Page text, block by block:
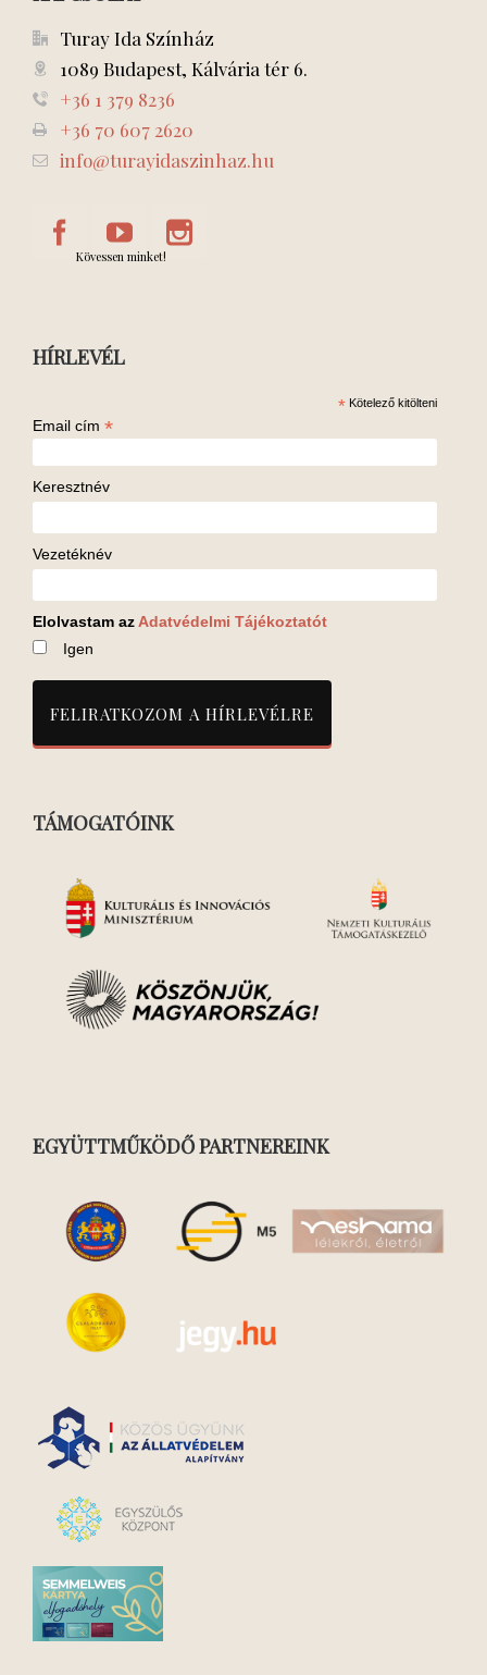
Turay Ida Színház
1089 Budapest, Kálvária tér 6.
+36 1 379 8236
+36 70 607 2620
info@turayidaszinhaz.hu
Kövessen minket!
HÍRLEVÉL
* Kötelező kitölteni
Email cím *
Keresztnév
Vezetéknév
Elolvastam az Adatvédelmi Tájékoztatót
Igen
TÁMOGATÓINK
EGYÜTTMŰKÖDŐ PARTNEREINK